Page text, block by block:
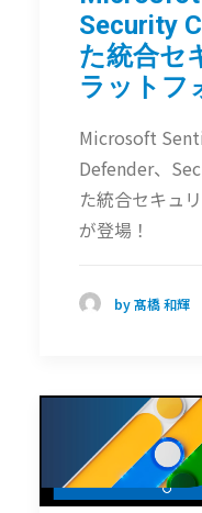
Security
た統合セ
ラットフ
Microsoft
Defender、
た統合セキュ
が登場！
by 髙橋 和輝